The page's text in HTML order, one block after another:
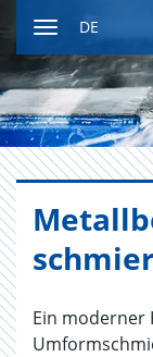
Inhalt
ein-
bzw.
ausblenden
DE
Ein